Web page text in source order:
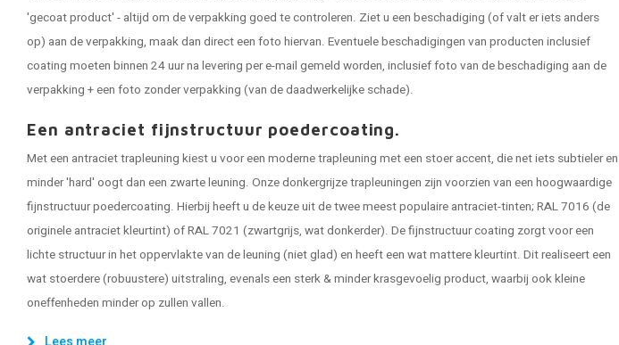
'gecoat product' - altijd om de verpakking goed te controleren. Ziet u een beschadiging (of valt er iets anders
op) aan de verpakking, maak dan direct een foto hiervan. Eventuele beschadigingen van producten inclusief
coating moeten binnen 24 uur na levering per e-mail gemeld worden, inclusief foto van de beschadiging aan de
verpakking + een foto zonder verpakking (van de daadwerkelijke schade).
Een antraciet fijnstructuur poedercoating.
Met een antraciet trapleuning kiest u voor een moderne trapleuning met een stoer accent, die net iets subtieler en
minder 'hard' oogt dan een zwarte leuning. Onze donkergrijze trapleuningen zijn voorzien van een hoogwaardige
fijnstructuur poedercoating. Hierbij heeft u de keuze uit de twee meest populaire antraciet-tinten; RAL 7016 (de
originele antraciet kleurtint) of RAL 7021 (zwartgrijs, wat donkerder). De fijnstructuur coating zorgt voor een
lichte structuur in het oppervlakte van de leuning (niet glad) en heeft een wat mattere kleurtint. Dit realiseert een
wat stoerdere (robuustere) uitstraling, evenals een sterk & minder krasgevoelig product, waarbij ook kleine
oneffenheden minder op zullen vallen.